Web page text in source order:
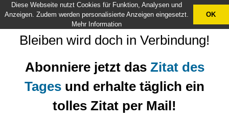
Bleiben wird doch in Verbindung!
Abonniere jetzt das Zitat des
Tages und erhalte täglich ein
tolles Zitat per Mail!
X
Diese Webseite nutzt Cookies für Funktion, Analysen und
Anzeigen. Zudem werden personalisierte Anzeigen eingesetzt.
Mehr Information
OK